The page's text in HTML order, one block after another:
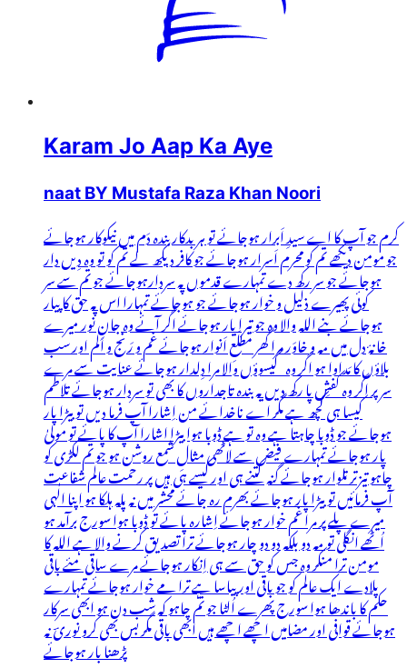
Karam Jo Aap Ka Aye
naat BY Mustafa Raza Khan Noori
کرم جو آپ کا اے سیدِ اَبرار ہوجائے تو ہر بدکار بندہ دَم میں نیکوکار ہوجائے
جو مومن دیکھے تم کو محرم اَسرار ہوجائے جو کافر دیکھ لے تم کو تو وہ دِیں دار
ہوجائے جو سر رکھ دے تمہارے قدموں پہ سردارہوجائے جو تم سے سر
کوئی پھیرے ذلیل و خوار ہوجائے جو ہوجائے تمہارا اس پہ حق کا پیار
ہوجائے بنے اللہ والا وہ جو تیرا یار ہوجائے اگر آئے وہ جانِ نور میرے
خانۂ دل میں مہ و خاوَر مرا گھر مَطلَعِ اَنوار ہوجائے غم و رَنج و اَلم اور سب
بلاؤں کا مَداوا ہو اگر وہ گیسوؤں والا مرا دِلدار ہوجائے عنایت سے مرے
سر پر اگر وہ کفشِ پا رکھ دیں یہ بندہ تاجداروں کا بھی تو سردار ہوجائے تلاطم
کیسا ہی کچھ ہے مگر اے ناخدائے من اِشارا آپ فرما دیں تو بیڑا پار
ہوجائے جو ڈوبا چاہتا ہے وہ تو ہے ڈوبا ہوا بیڑا اشارا آپ کا پائے تو مولیٰ
پار ہوجائے تمہارے فیض سے لاٹھی مثالِ شمع روشن ہو جو تم لکڑی کو
چاہو تیزتر تلوار ہوجائے گنہ کتنے ہی اور کیسے ہی ہیں پر رحمت عالم شفاعت
آپ فرمائیں تو بیڑا پار ہوجائے بھرم رہ جائے محشر میں نہ پلہ ہلکا ہو اپنا الٰہی
میرے پلے پر مرا غم خوار ہوجائے اِشارہ پائے تو ڈوبا ہوا سورج برآمد ہو
اُٹھے انگلی تو مہ دو بلکہ دو دو چار ہوجائے ترا تصدیق کرنے والا ہے اللہ کا
مومن ترا منکر وہ جس کو حق سے ہی اِنکار ہوجائے مرے ساقی مئے باقی
پلادے ایک عالم کو جو باقی اور پیاسا ہے ترا مے خوار ہوجائے تمہارے
حکم کا باندھا ہوا سورج پھرے اُلٹا جو تم چاہو کہ شب دن ہو ابھی سرکار
ہوجائے قوافی اور مضامیں اچھے اچھے ہیں ابھی باقی مگر بس بھی کرو نوریؔ نہ
پڑھنا بار ہوجائے